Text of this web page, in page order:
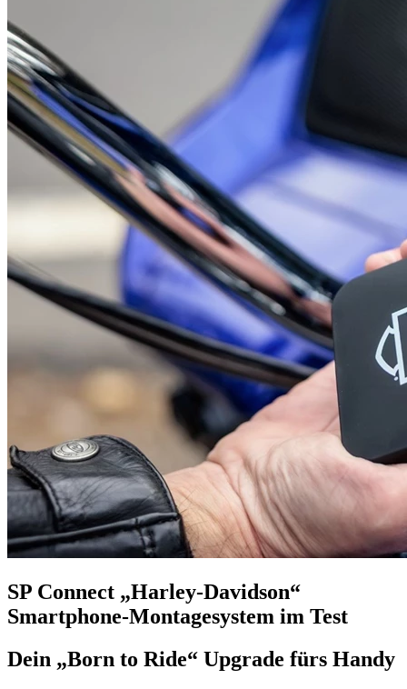
SP Connect „Harley-Davidson“
Smartphone-Montagesystem im Test
Dein „Born to Ride“ Upgrade fürs Handy